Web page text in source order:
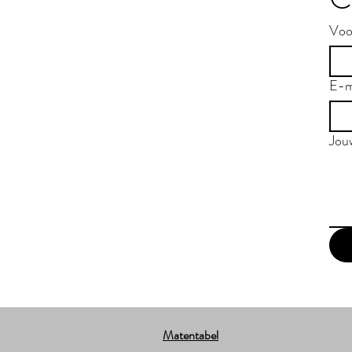
E-
Matentabel